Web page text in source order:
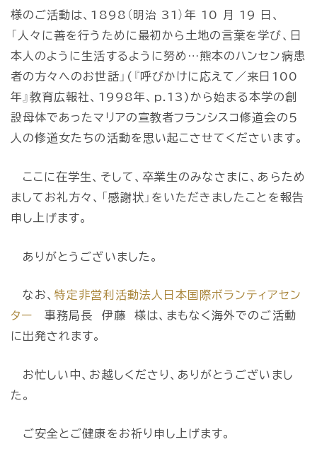
様のご活動は、1898（明治 31）年 10 月 19 日、
「人々に善を行うために最初から土地の言葉を学び、日
本人のように生活するように努め…熊本のハンセン病患
者の方々へのお世話」(『呼びかけに応えて／来日100
年』教育広報社、1998年、p.13)から始まる本学の創
設母体であったマリアの宣教者フランシスコ修道会の５
人の修道女たちの活動を思い起こさせてくださいます。
ここに在学生、そして、卒業生のみなさまに、あらため
ましてお礼方々、「感謝状」をいただきましたことを報告
申し上げます。
ありがとうございました。
なお、特定非営利活動法人日本国際ボランティアセン
ター 事務局長 伊藤 様は、まもなく海外でのご活動
に出発されます。
お忙しい中、お越しくださり、ありがとうございまし
た。
ご安全とご健康をお祈り申し上げます。